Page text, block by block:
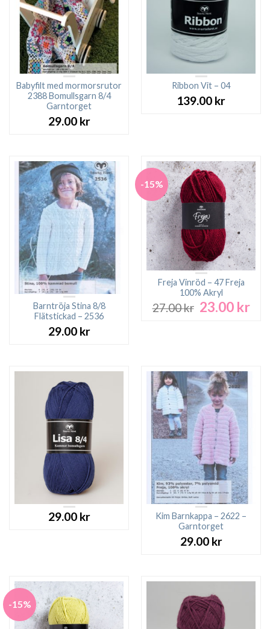
Babyfilt med mormorsrutor
2388 Bomullsgarn 8/4
Garntorget
29.00 kr
Ribbon Vit – 04
139.00 kr
Barntröja Stina 8/8
Flätstickad – 2536
29.00 kr
-15%
Freja Vinröd – 47 Freja
100% Akryl
27.00kr Det
23.00 krDet
29.00 kr
Kim Barnkappa – 2622 –
Garntorget
29.00 kr
-15%